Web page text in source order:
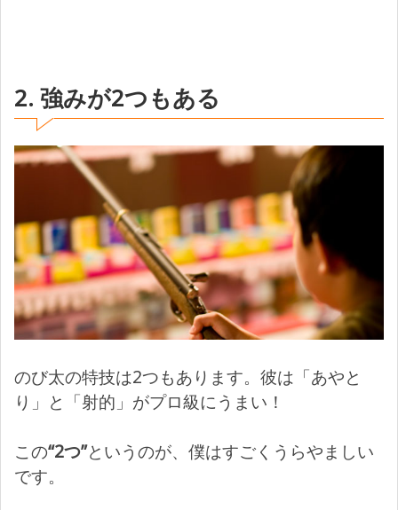
2. 強みが2つもある
のび太の特技は2つもあります。彼は「あやと
り」と「射的」がプロ級にうまい！
この“2つ”というのが、僕はすごくうらやましい
です。